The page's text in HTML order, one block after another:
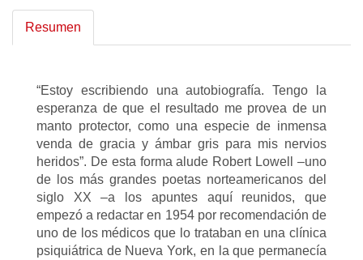
Resumen
“Estoy escribiendo una autobiografía. Tengo la
esperanza de que el resultado me provea de un
manto protector, como una especie de inmensa
venda de gracia y ámbar gris para mis nervios
heridos”. De esta forma alude Robert Lowell –uno
de los más grandes poetas norteamericanos del
siglo XX –a los apuntes aquí reunidos, que
empezó a redactar en 1954 por recomendación de
uno de los médicos que lo trataban en una clínica
psiquiátrica de Nueva York, en la que permanecía